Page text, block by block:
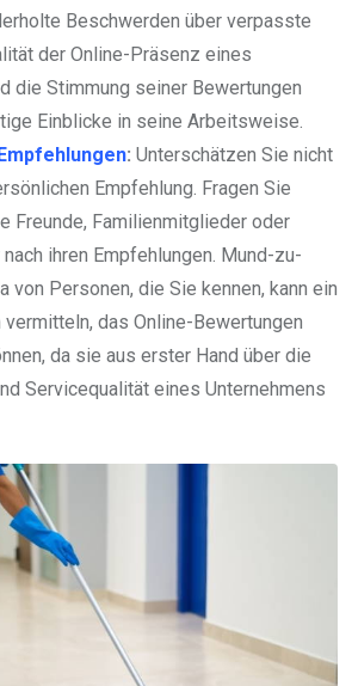
Beschwerden über verpasste
der Online-Präsenz eines
die Stimmung seiner Bewertungen
Einblicke in seine Arbeitsweise.
: Unterschätzen Sie nicht
Empfehlung. Fragen Sie
Freunde, Familienmitglieder oder
ihren Empfehlungen. Mund-zu-
von Personen, die Sie kennen, kann ein
vermitteln, das Online-Bewertungen
da sie aus erster Hand über die
Servicequalität eines Unternehmens